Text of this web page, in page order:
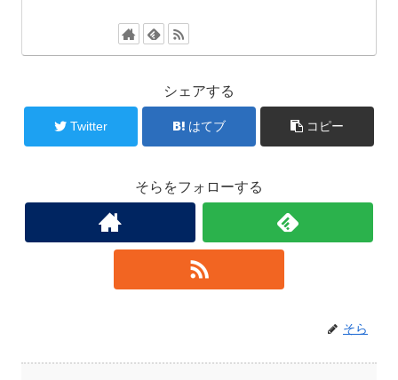
シェアする
Twitter はてブ コピー
そらをフォローする
そら